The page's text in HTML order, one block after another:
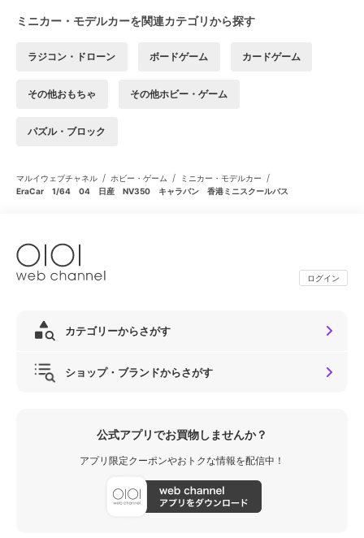
ミニカー・モデルカーを関連カテゴリから探す
ラジコン・ドローン ボードゲーム カードゲーム
その他おもちゃ その他ホビー・ゲーム
パズル・ブロック
マルイウェブチャネル / ホビー・ゲーム / ミニカー・モデルカー /
EraCar 1/64 04 日産 NV350 キャラバン 香港ミニスクールバス
ログイン
カテゴリーからさがす
ショップ・ブランドからさがす
公式アプリでお買物しませんか？
アプリ限定クーポンやおトクな情報を配信中！